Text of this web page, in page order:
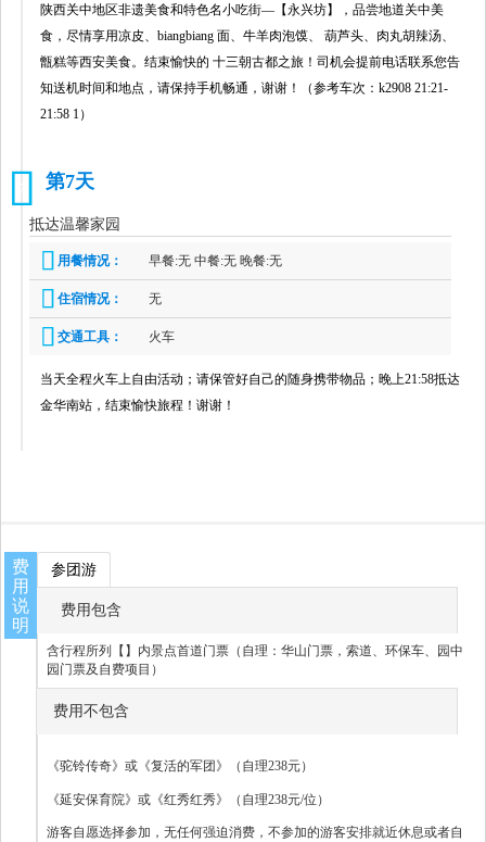
陕西关中地区非遗美食和特色名小吃街—【永兴坊】，品尝地道关中美
食，尽情享用凉皮、biangbiang 面、牛羊肉泡馍、 葫芦头、肉丸胡辣汤、
甑糕等西安美食。结束愉快的 十三朝古都之旅！司机会提前电话联系您告
知送机时间和地点，请保持手机畅通，谢谢！（参考车次：k2908 21:21-
21:58 1）
第7天
抵达温馨家园
用餐情况： 早餐:无 中餐:无 晚餐:无
住宿情况： 无
交通工具： 火车
当天全程火车上自由活动；请保管好自己的随身携带物品；晚上21:58抵达
金华南站，结束愉快旅程！谢谢！
费
用
说
明
参团游
费用包含
含行程所列【】内景点首道门票（自理：华山门票，索道、环保车、园中
园门票及自费项目）
费用不包含
《驼铃传奇》或《复活的军团》（自理238元）
《延安保育院》或《红秀红秀》（自理238元/位）
游客自愿选择参加，无任何强迫消费，不参加的游客安排就近休息或者自